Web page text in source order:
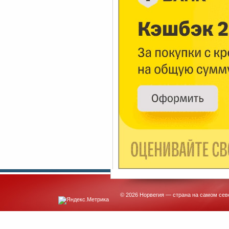
© 2026 Норвегия — страна на самом